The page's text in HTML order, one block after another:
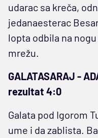
udarac sa kreča,
jedanaesterac
lopta odbila na
mrežu.
GALATASARAJ -
rezultat 4:0
Galata pod Igorom
ume i da zablista.